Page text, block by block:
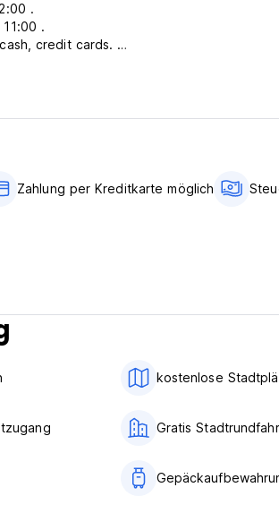
.
.
credit cards.
younger than 18+ years of age.
Zahlung per Kreditkarte möglich
kostenlose
Gratis